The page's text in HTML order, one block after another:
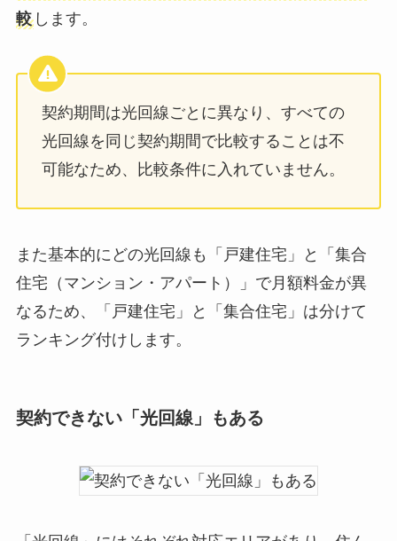
較します。
契約期間は光回線ごとに異なり、すべての
光回線を同じ契約期間で比較することは不
可能なため、比較条件に入れていません。
また基本的にどの光回線も「戸建住宅」と「集合
住宅（マンション・アパート）」で月額料金が異
なるため、「戸建住宅」と「集合住宅」は分けて
ランキング付けします。
契約できない「光回線」もある